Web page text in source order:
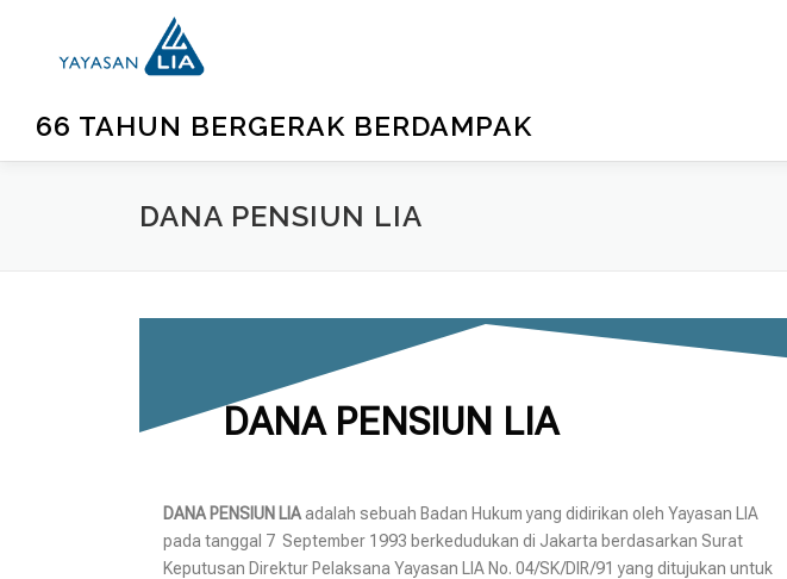
66 TAHUN BERGERAK BERDAMPAK
DANA PENSIUN LIA
DANA PENSIUN LIA
DANA PENSIUN LIAadalah sebuah Badan Hukum yang didirikan oleh Yayasan LIA
pada tanggal 7 September 1993 berkedudukan di Jakarta berdasarkan Surat
Keputusan Direktur Pelaksana Yayasan LIA No. 04/SK/DIR/91 yang ditujukan untuk